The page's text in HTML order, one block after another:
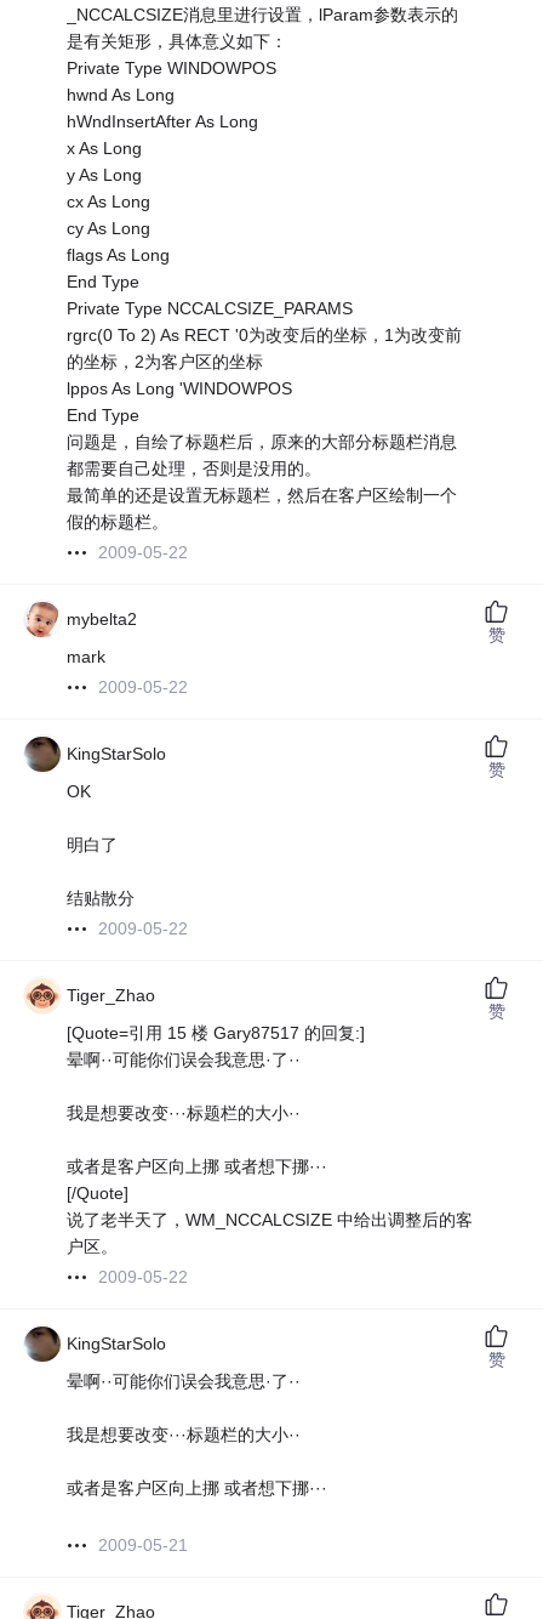
_NCCALCSIZE消息里进行设置，lParam参数表示的
是有关矩形，具体意义如下：
Private Type WINDOWPOS
hwnd As Long
hWndInsertAfter As Long
x As Long
y As Long
cx As Long
cy As Long
flags As Long
End Type
Private Type NCCALCSIZE_PARAMS
rgrc(0 To 2) As RECT '0为改变后的坐标，1为改变前
的坐标，2为客户区的坐标
lppos As Long 'WINDOWPOS
End Type
问题是，自绘了标题栏后，原来的大部分标题栏消息
都需要自己处理，否则是没用的。
最简单的还是设置无标题栏，然后在客户区绘制一个
假的标题栏。
2009-05-22
mybelta2
mark
2009-05-22
赞
KingStarSolo
OK
明白了
结贴散分
2009-05-22
赞
Tiger_Zhao
[Quote=引用 15 楼 Gary87517 的回复:]
晕啊··可能你们误会我意思·了··
我是想要改变···标题栏的大小··
或者是客户区向上挪 或者想下挪···
[/Quote]
说了老半天了，WM_NCCALCSIZE 中给出调整后的客
户区。
2009-05-22
赞
KingStarSolo
晕啊··可能你们误会我意思·了··
我是想要改变···标题栏的大小··
或者是客户区向上挪 或者想下挪···
2009-05-21
赞
Tiger_Zhao